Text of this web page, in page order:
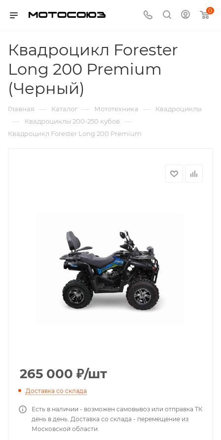
0
Квадроцикл Forester
Long 200 Premium
(Черный)
Главная — Каталог — Мототехника — Квадроциклы
— Квадроциклы 200-250 кубов —
Квадроцикл Forester Long 200 Premium
265 000 ₽/шт
Доставка со склада
Есть в наличии - возможен самовывоз или отправка ТК
день в день. Доставка со склада - перемещение из
Московской области.